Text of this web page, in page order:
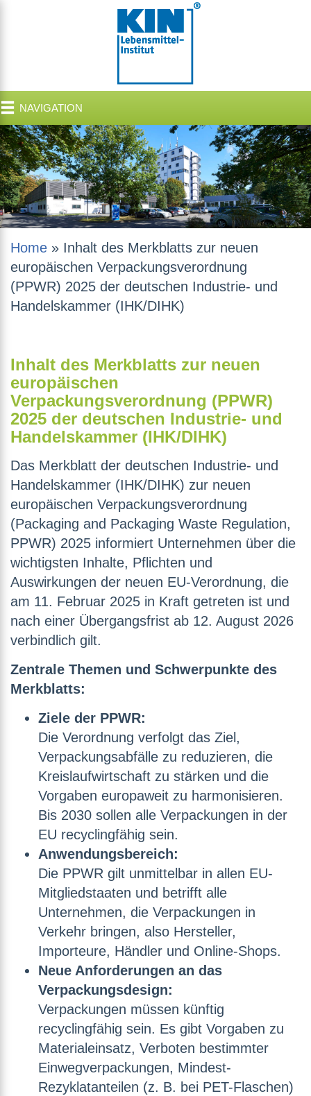
NAVIGATION
Home » Inhalt des Merkblatts zur neuen
europäischen Verpackungsverordnung
(PPWR) 2025 der deutschen Industrie- und
Handelskammer (IHK/DIHK)
Inhalt des Merkblatts zur neuen
europäischen
Verpackungsverordnung (PPWR)
2025 der deutschen Industrie- und
Handelskammer (IHK/DIHK)
Das Merkblatt der deutschen Industrie- und
Handelskammer (IHK/DIHK) zur neuen
europäischen Verpackungsverordnung
(Packaging and Packaging Waste Regulation,
PPWR) 2025 informiert Unternehmen über die
wichtigsten Inhalte, Pflichten und
Auswirkungen der neuen EU-Verordnung, die
am 11. Februar 2025 in Kraft getreten ist und
nach einer Übergangsfrist ab 12. August 2026
verbindlich gilt.
Zentrale Themen und Schwerpunkte des
Merkblatts:
Ziele der PPWR:
Die Verordnung verfolgt das Ziel,
Verpackungsabfälle zu reduzieren, die
Kreislaufwirtschaft zu stärken und die
Vorgaben europaweit zu harmonisieren.
Bis 2030 sollen alle Verpackungen in der
EU recyclingfähig sein.
Anwendungsbereich:
Die PPWR gilt unmittelbar in allen EU-
Mitgliedstaaten und betrifft alle
Unternehmen, die Verpackungen in
Verkehr bringen, also Hersteller,
Importeure, Händler und Online-Shops.
Neue Anforderungen an das
Verpackungsdesign:
Verpackungen müssen künftig
recyclingfähig sein. Es gibt Vorgaben zu
Materialeinsatz, Verboten bestimmter
Einwegverpackungen, Mindest-
Rezyklatanteilen (z. B. bei PET-Flaschen)